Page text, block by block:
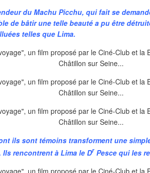
du Machu Picchu, qui fait se
de bâtir une telle beauté a pu être
telles que Lima.
ils sont témoins transforment une
rencontrent à Lima le Dr Pesce qui les